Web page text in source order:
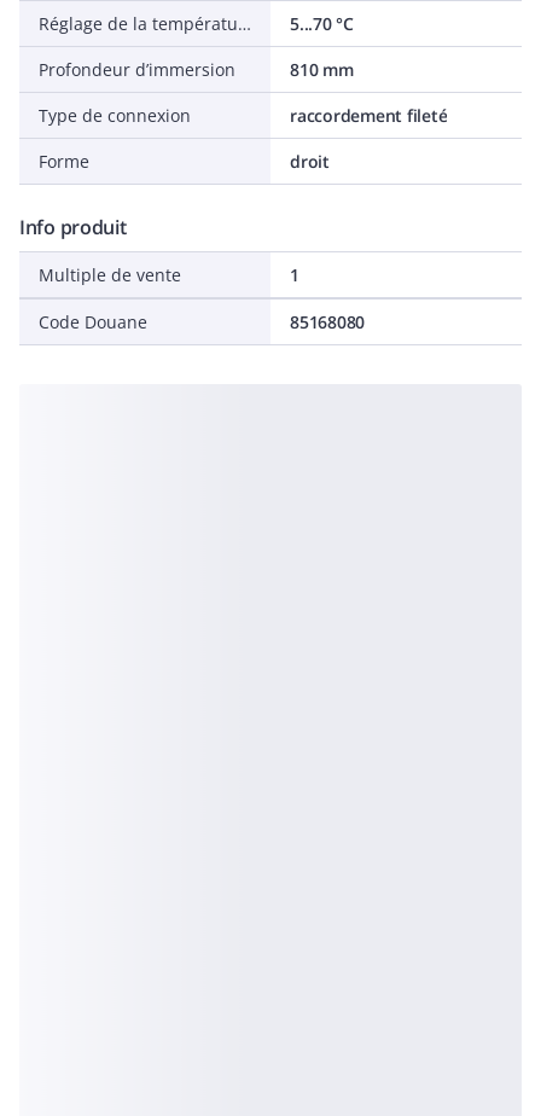
Réglage de la température
5...70 °C
Profondeur d’immersion
810 mm
Type de connexion
raccordement fileté
Forme
droit
Info produit
Multiple de vente 1
Code Douane 85168080